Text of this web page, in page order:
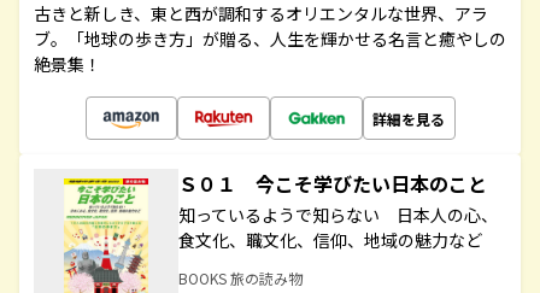
古きと新しき、東と西が調和するオリエンタルな世界、アラ
ブ。「地球の歩き方」が贈る、人生を輝かせる名言と癒やしの
絶景集！
詳細を見る
Ｓ０１ 今こそ学びたい日本のこと
知っているようで知らない 日本人の心、
食文化、職文化、信仰、地域の魅力など
BOOKS 旅の読み物